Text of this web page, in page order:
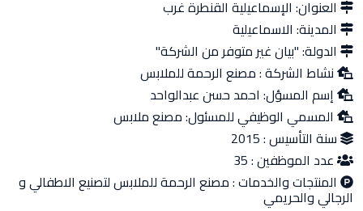
العنوان: الإسماعيلية القنطرة غرب
المدينة: الاسماعيلية
الدولة:"بيان غير متوفر من الشركة"
نشاط الشركة :مصنع الرحمة للملابس
إسم المسؤل: احمد حسن عبدالواحد
المسمي الوظيفي للمسئول:مصنع ملابس
سنة التأسيس :2015
عدد الموظفين :35
المنتجات والخدمات :مصنع الرحمة للملابس لتصنيع الاطفالي و
الرجالي والحريمي